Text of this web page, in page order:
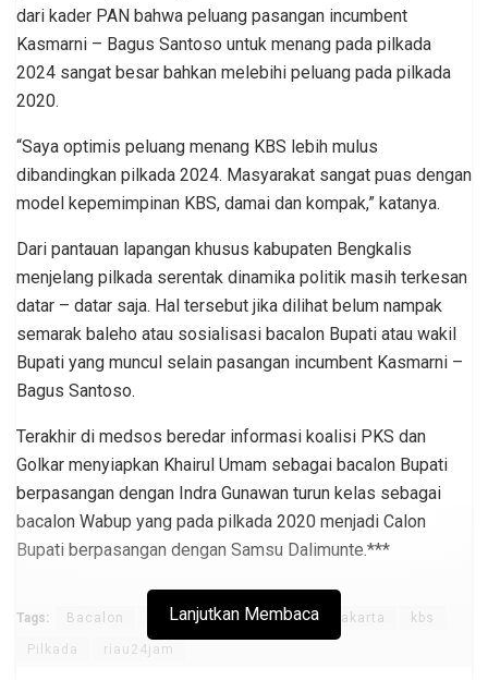
dari kader PAN bahwa peluang pasangan incumbent
Kasmarni – Bagus Santoso untuk menang pada pilkada
2024 sangat besar bahkan melebihi peluang pada pilkada
2020.
“Saya optimis peluang menang KBS lebih mulus
dibandingkan pilkada 2024. Masyarakat sangat puas dengan
model kepemimpinan KBS, damai dan kompak,” katanya.
Dari pantauan lapangan khusus kabupaten Bengkalis
menjelang pilkada serentak dinamika politik masih terkesan
datar – datar saja. Hal tersebut jika dilihat belum nampak
semarak baleho atau sosialisasi bacalon Bupati atau wakil
Bupati yang muncul selain pasangan incumbent Kasmarni –
Bagus Santoso.
Terakhir di medsos beredar informasi koalisi PKS dan
Golkar menyiapkan Khairul Umam sebagai bacalon Bupati
berpasangan dengan Indra Gunawan turun kelas sebagai
bacalon Wabup yang pada pilkada 2020 menjadi Calon
Bupati berpasangan dengan Samsu Dalimunte.***
Lanjutkan Membaca
Tags: Bacalon DPP PAN Incumbent Jakarta kbs
Pilkada riau24jam